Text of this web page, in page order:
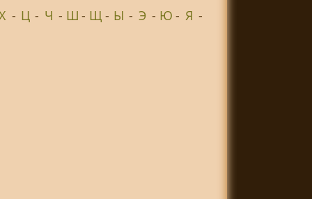
- Ц - Ч - Ш - Щ - Ы - Э - Ю- Я -